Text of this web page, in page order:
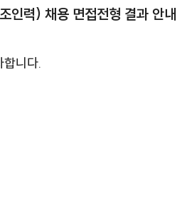
인력) 채용 면접전형 결과 안내
합니다.